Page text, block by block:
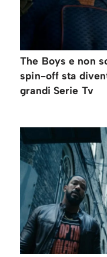
The Boys e non
spin-off sta
grandi Serie Tv